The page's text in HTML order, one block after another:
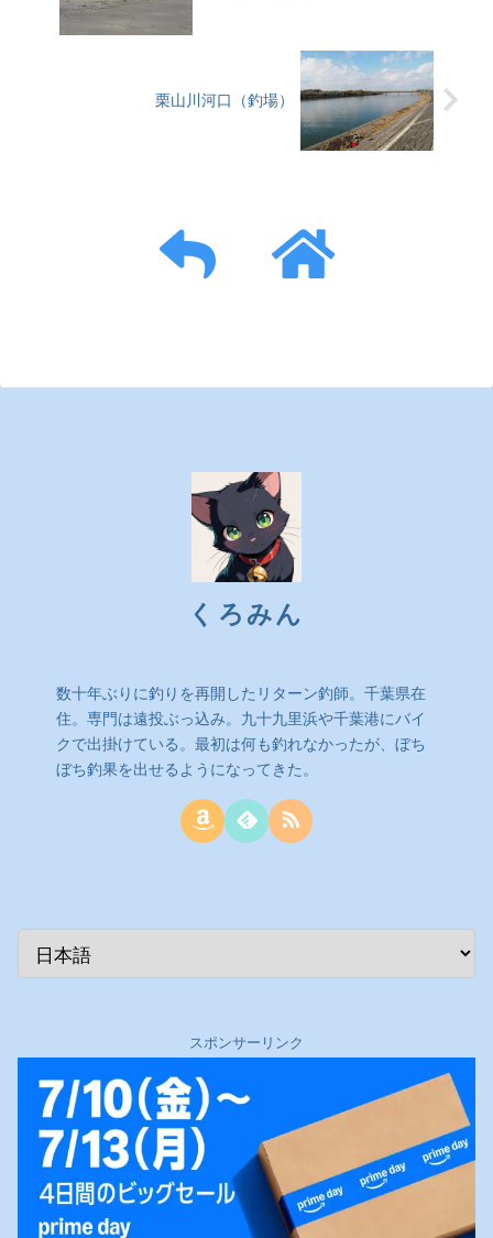
栗山川河口（釣場）
くろみん
数十年ぶりに釣りを再開したリターン釣師。千葉県在
住。専門は遠投ぶっ込み。九十九里浜や千葉港にバイ
クで出掛けている。最初は何も釣れなかったが、ぼち
ぼち釣果を出せるようになってきた。
スポンサーリンク